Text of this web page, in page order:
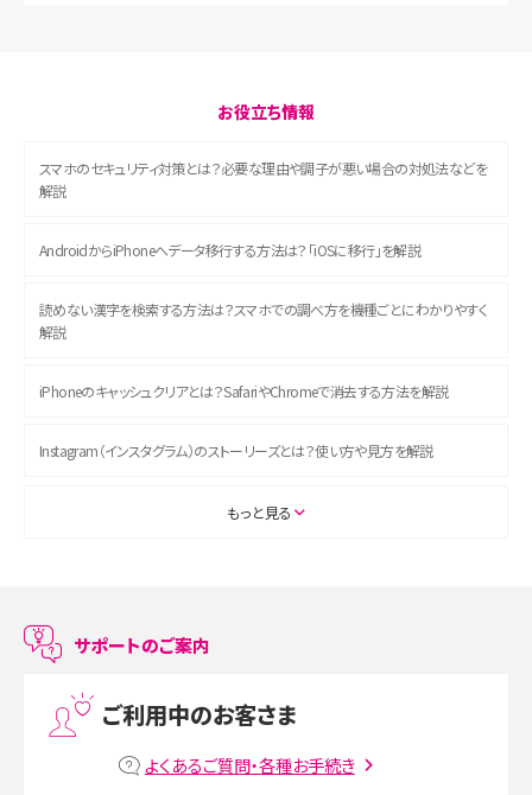
お役立ち情報
スマホのセキュリティ対策とは？必要な理由や調子が悪い場合の対処法などを
解説
AndroidからiPhoneへデータ移行する方法は？「iOSに移行」を解説
読めない漢字を検索する方法は？スマホでの調べ方を機種ごとにわかりやすく
解説
iPhoneのキャッシュクリアとは？SafariやChromeで消去する方法を解説
Instagram（インスタグラム）のストーリーズとは？使い方や見方を解説
ASMRとは？初心者向けの代表ジャンルや楽しみ方を解説
LINEで友だちを削除する方法は？方法ごとの影響や復活・復元する方法も解説
プリペイドSIMとは？種類やメリット・デメリット、利用までの流れを解説
もっと見る
サポートのご案内
ご利用中のお客さま
よくあるご質問・各種お手続き